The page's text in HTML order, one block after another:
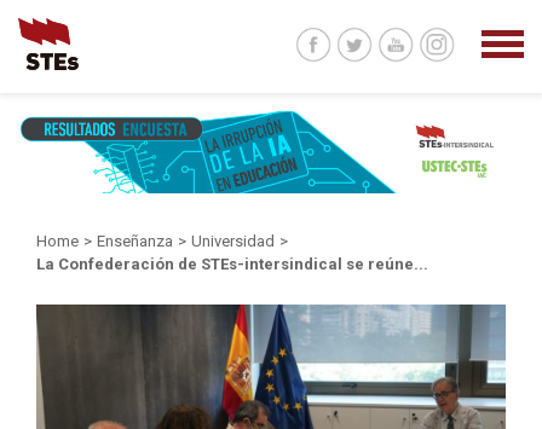
Home > Enseñanza > Universidad >
La Confederación de STEs-intersindical se reúne...